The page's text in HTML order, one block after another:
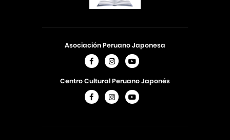
Asociación Peruano Japonesa
Centro Cultural Peruano Japonés